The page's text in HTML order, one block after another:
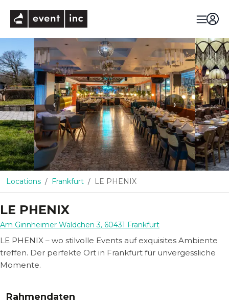
‹ ›
Locations Frankfurt LE PHENIX
LE PHENIX
Am Ginnheimer Wäldchen 3, 60431 Frankfurt
LE PHENIX – wo stilvolle Events auf exquisites Ambiente
treffen. Der perfekte Ort in Frankfurt für unvergessliche
Momente.
Rahmendaten